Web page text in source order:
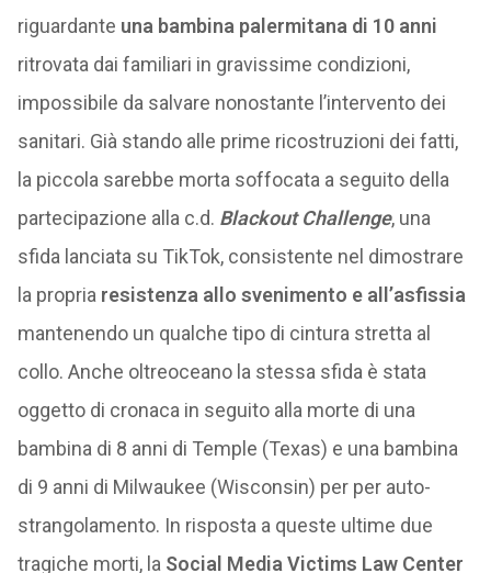
riguardante una bambina palermitana di 10 anni
ritrovata dai familiari in gravissime condizioni,
impossibile da salvare nonostante l’intervento dei
sanitari. Già stando alle prime ricostruzioni dei fatti,
la piccola sarebbe morta soffocata a seguito della
partecipazione alla c.d. Blackout Challenge, una
sfida lanciata su TikTok, consistente nel dimostrare
la propria resistenza allo svenimento e all’asfissia
mantenendo un qualche tipo di cintura stretta al
collo. Anche oltreoceano la stessa sfida è stata
oggetto di cronaca in seguito alla morte di una
bambina di 8 anni di Temple (Texas) e una bambina
di 9 anni di Milwaukee (Wisconsin) per per auto-
strangolamento. In risposta a queste ultime due
tragiche morti, la Social Media Victims Law Center